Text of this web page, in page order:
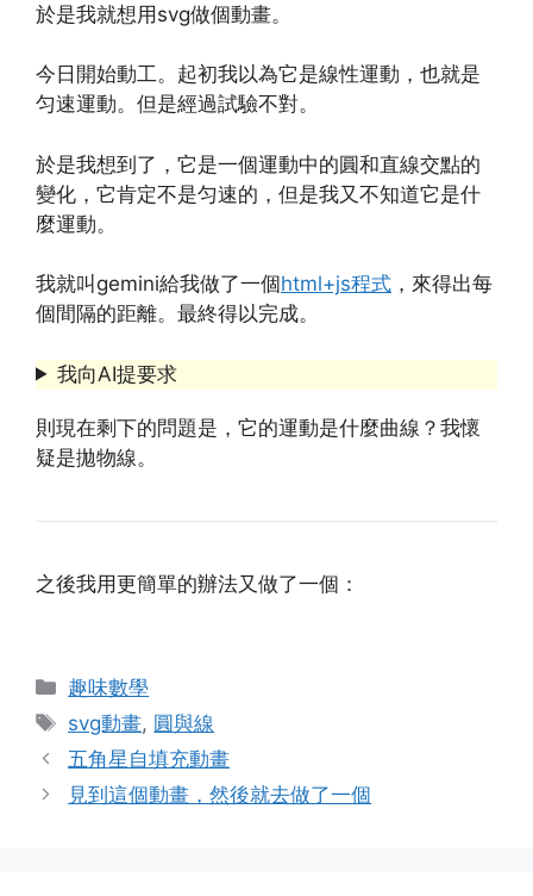
於是我就想用svg做個動畫。
今日開始動工。起初我以為它是線性運動，也就是
匀速運動。但是經過試驗不對。
於是我想到了，它是一個運動中的圓和直線交點的
變化，它肯定不是匀速的，但是我又不知道它是什
麼運動。
我就叫gemini給我做了一個html+js程式 ，來得出每
個間隔的距離。最終得以完成。
我向AI提要求
則現在剩下的問題是，它的運動是什麼曲線？我懷
疑是拋物線。
之後我用更簡單的辦法又做了一個：
Categories
趣味數學
Tags
svg動畫, 圓與線
五角星自填充動畫
見到這個動畫，然後就去做了一個